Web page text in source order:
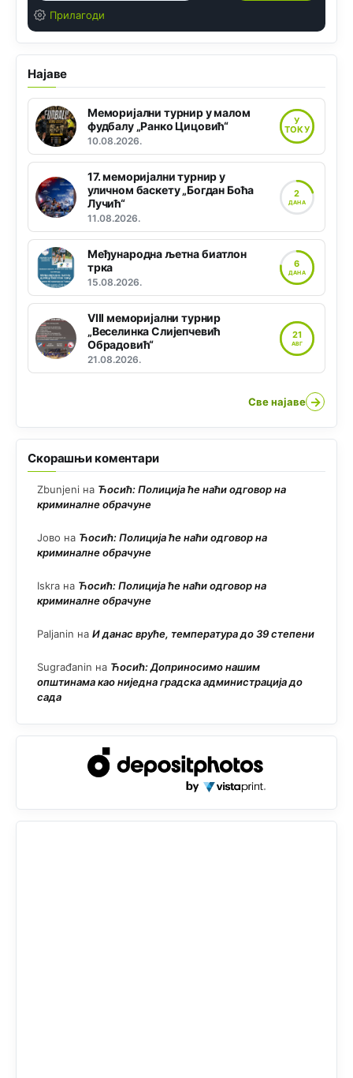
Прилагоди
Најаве
Меморијални турнир у малом
фудбалу „Ранко Цицовић“
10.08.2026.
У
ТОКУ
17. меморијални турнир у
уличном баскету „Богдан Боћа
Лучић“
11.08.2026.
2
ДАНА
Међународна љетна биатлон
трка
15.08.2026.
6
ДАНА
VIII меморијални турнир
„Веселинка Слијепчевић
Обрадовић“
21.08.2026.
21
АВГ
Све најаве →
Скорашњи коментари
Zbunjeni на Ћосић: Полиција ће наћи одговор на
криминалне обрачуне
Јово на Ћосић: Полиција ће наћи одговор на
криминалне обрачуне
Iskra на Ћосић: Полиција ће наћи одговор на
криминалне обрачуне
Paljanin на И данас вруће, температура до 39 степени
Sugrađanin на Ћосић: Доприносимо нашим
општинама као ниједна градска администрација до
сада